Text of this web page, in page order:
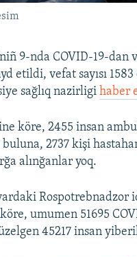
9-nda COVID-19-dan
etildi, vefat sayısı 1583
sağlıq nazirligi haber
köre, 2455 insan
2737 kişi
alınğanlar yoq.
Rospotrebnadzor
umumen 51695
45217 insan